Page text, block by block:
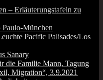
– Erläuterungstafeln zu
Paulo-München
Pacific Palisades/Los
Sanary
die Familie Mann, Tagung
Migration“, 3.9.2021